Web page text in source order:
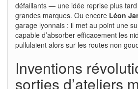
défaillants — une idée reprise plus
grandes marques. Ou encore Léon
garage lyonnais : il met au point une
capable d’absorber efficacement les
pullulaient alors sur les routes non
Inventions
sorties d’ateliers